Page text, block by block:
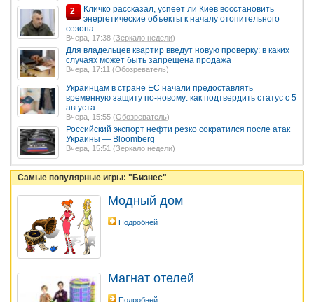
2
Кличко рассказал, успеет ли Киев восстановить
энергетические объекты к началу отопительного
сезона
Вчера, 17:38 (Зеркало недели)
Для владельцев квартир введут новую проверку: в каких
случаях может быть запрещена продажа
Вчера, 17:11 (Обозреватель)
Украинцам в стране ЕС начали предоставлять
временную защиту по-новому: как подтвердить статус с 5
августа
Вчера, 15:55 (Обозреватель)
Российский экспорт нефти резко сократился после атак
Украины — Bloomberg
Вчера, 15:51 (Зеркало недели)
Самые популярные игры: "Бизнес"
Модный дом
Подробней
Магнат отелей
Подробней